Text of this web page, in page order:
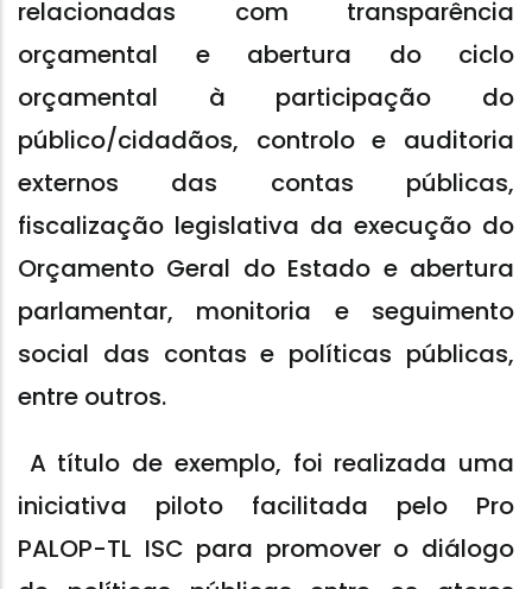
relacionadas com transparência
orçamental e abertura do ciclo
orçamental à participação do
público/cidadãos, controlo e auditoria
externos das contas públicas,
fiscalização legislativa da execução do
Orçamento Geral do Estado e abertura
parlamentar, monitoria e seguimento
social das contas e políticas públicas,
entre outros.
A título de exemplo, foi realizada uma
iniciativa piloto facilitada pelo Pro
PALOP-TL ISC para promover o diálogo